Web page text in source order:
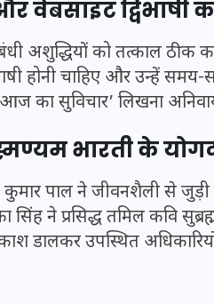
वेबसाइट द्विभाषी
अशुद्धियों को तत्काल ठीक
होनी चाहिए और उन्हें
का सुविचार’ लिखना
भारती के
पाल ने जीवनशैली से जुड़ी
सिंह ने प्रसिद्ध तमिल कवि
डालकर उपस्थित अधिकारियों
UPSSSC Lekhpal
2025: यूपी में
पर बंपर भर्ती का